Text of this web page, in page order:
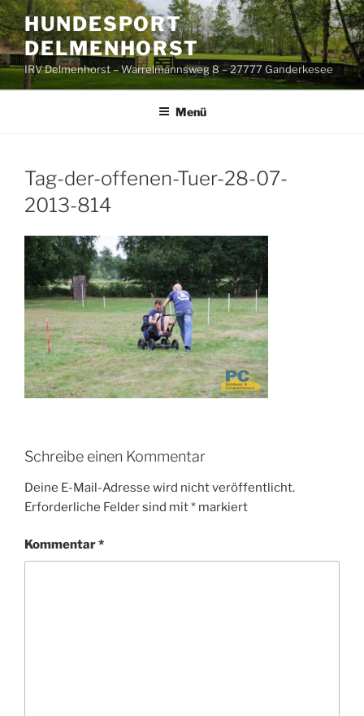
Zum
Inhalt
springen
HUNDESPORT
DELMENHORST
IRV Delmenhorst – Warrelmannsweg 8 – 27777 Ganderkesee
Menü
Tag-der-offenen-Tuer-28-07-
2013-814
Schreibe einen Kommentar
Deine E-Mail-Adresse wird nicht veröffentlicht.
Erforderliche Felder sind mit* markiert
Kommentar*